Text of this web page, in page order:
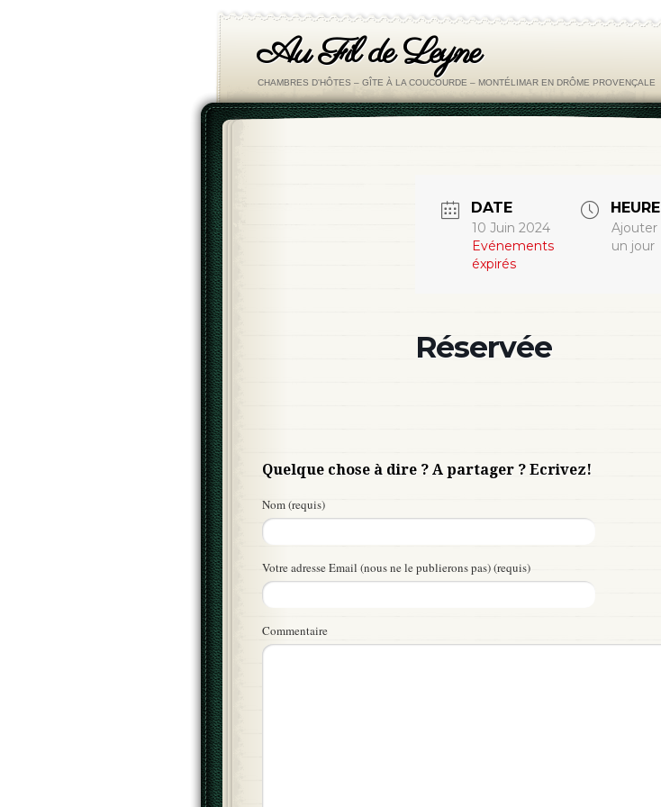
Au Fil de Leyne
CHAMBRES D'HÔTES – GÎTE À LA COUCOURDE – MONTÉLIMAR EN DRÔME PROVENÇALE
DATE
10 Juin 2024
Evénements
éxpirés
HEURE
Ajouter
un jour
Réservée
Quelque chose à dire ? A partager ? Ecrivez!
Nom (requis)
Votre adresse Email (nous ne le publierons pas) (requis)
Commentaire